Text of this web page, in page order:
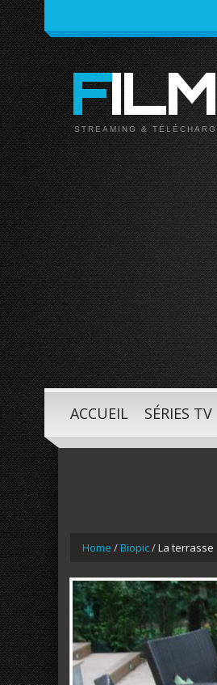
STREAMING &
ACCUEIL SÉRIES TV
Home /Biopic/La terrasse